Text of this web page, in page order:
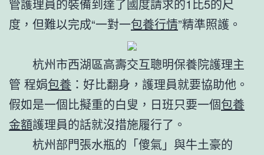
管護理員的裝備到達了國度請求的1比5的尺
度，但難以完成“一對一包養行情”精準照護。
杭州市西湖區高壽交互聰明保養院護理主
管 程娟包養 ：好比翻身，護理員就要協助他。
假如是一個比擬重的白叟，日班只要一個包養
金額護理員的話就沒措施履行了。
杭州部門張水瓶的「傻氣」與牛土豪的